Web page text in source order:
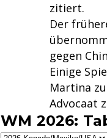
zitiert.
Der
gegen
Einige
Martina
Advocaat
WM 2026: